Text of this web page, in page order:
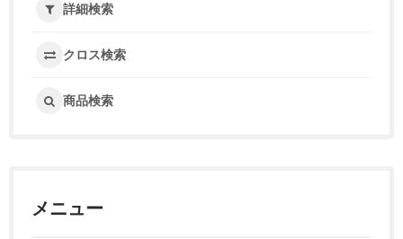
詳細検索
クロス検索
商品検索
メニュー